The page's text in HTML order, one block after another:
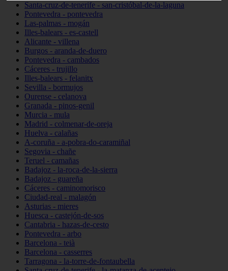
Santa-cruz-de-tenerife - san-cristóbal-de-la-laguna
Pontevedra - pontevedra
Las-palmas - mogán
Illes-balears - es-castell
Alicante - villena
Burgos - aranda-de-duero
Pontevedra - cambados
Cáceres - trujillo
Illes-balears - felanitx
Sevilla - bormujos
Ourense - celanova
Granada - pinos-genil
Murcia - mula
Madrid - colmenar-de-oreja
Huelva - calañas
A-coruña - a-pobra-do-caramiñal
Segovia - chañe
Teruel - camañas
Badajoz - la-roca-de-la-sierra
Badajoz - guareña
Cáceres - caminomorisco
Ciudad-real - malagón
Asturias - mieres
Huesca - castejón-de-sos
Cantabria - hazas-de-cesto
Pontevedra - arbo
Barcelona - teià
Barcelona - casserres
Tarragona - la-torre-de-fontaubella